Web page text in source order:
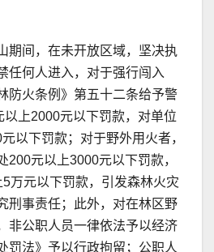
期间，在未开放区域，坚决执
任何人进入，对于强行闯入
防火条例》第五十二条给予警
上2000元以下罚款，对单位
以下罚款；对于野外用火者，
200元以上3000元以下罚款，
万元以下罚款，引发森林火灾
刑事责任；此外，对在林区野
非公职人员一律依法予以经济
罚法》予以行政拘留；公职人